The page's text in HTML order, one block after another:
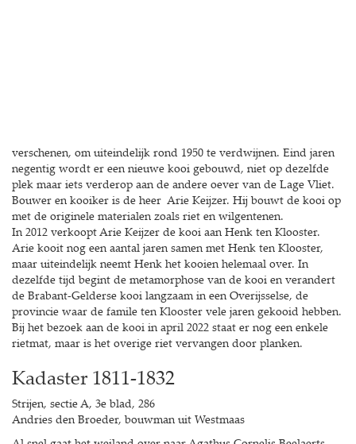
verschenen, om uiteindelijk rond 1950 te verdwijnen. Eind jaren
negentig wordt er een nieuwe kooi gebouwd, niet op dezelfde
plek maar iets verderop aan de andere oever van de Lage Vliet.
Bouwer en kooiker is de heer Arie Keijzer. Hij bouwt de kooi op
met de originele materialen zoals riet en wilgentenen.
In 2012 verkoopt Arie Keijzer de kooi aan Henk ten Klooster.
Arie kooit nog een aantal jaren samen met Henk ten Klooster,
maar uiteindelijk neemt Henk het kooien helemaal over. In
dezelfde tijd begint de metamorphose van de kooi en verandert
de Brabant-Gelderse kooi langzaam in een Overijsselse, de
provincie waar de famile ten Klooster vele jaren gekooid hebben.
Bij het bezoek aan de kooi in april 2022 staat er nog een enkele
rietmat, maar is het overige riet vervangen door planken.
Kadaster 1811-1832
Strijen, sectie A, 3e blad, 286
Andries den Broeder, bouwman uit Westmaas